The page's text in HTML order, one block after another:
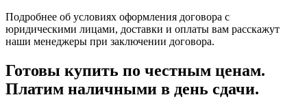
Подробнее об условиях оформления договора с
юридическими лицами, доставки и оплаты вам расскажут
наши менеджеры при заключении договора.
Готовы купить по честным ценам.
Платим наличными в день сдачи.